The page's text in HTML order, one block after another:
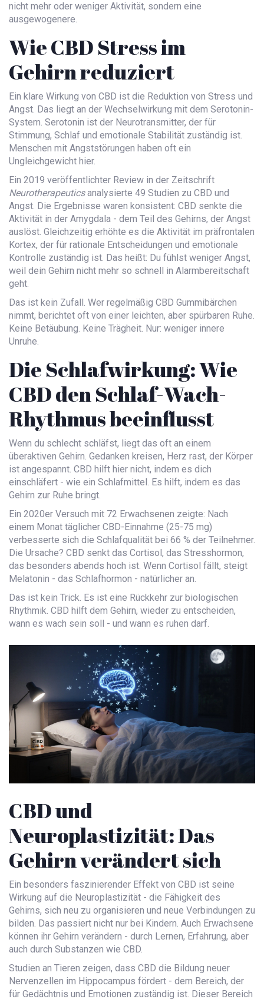
nicht mehr oder weniger Aktivität, sondern eine
ausgewogenere.
Wie CBD Stress im
Gehirn reduziert
Ein klare Wirkung von CBD ist die Reduktion von Stress und
Angst. Das liegt an der Wechselwirkung mit dem Serotonin-
System. Serotonin ist der Neurotransmitter, der für
Stimmung, Schlaf und emotionale Stabilität zuständig ist.
Menschen mit Angststörungen haben oft ein
Ungleichgewicht hier.
Ein 2019 veröffentlichter Review in der Zeitschrift
Neurotherapeuticsanalysierte 49 Studien zu CBD und
Angst. Die Ergebnisse waren konsistent: CBD senkte die
Aktivität in der Amygdala - dem Teil des Gehirns, der Angst
auslöst. Gleichzeitig erhöhte es die Aktivität im präfrontalen
Kortex, der für rationale Entscheidungen und emotionale
Kontrolle zuständig ist. Das heißt: Du fühlst weniger Angst,
weil dein Gehirn nicht mehr so schnell in Alarmbereitschaft
geht.
Das ist kein Zufall. Wer regelmäßig CBD Gummibärchen
nimmt, berichtet oft von einer leichten, aber spürbaren Ruhe.
Keine Betäubung. Keine Trägheit. Nur: weniger innere
Unruhe.
Die Schlafwirkung: Wie
CBD den Schlaf-Wach-
Rhythmus beeinflusst
Wenn du schlecht schläfst, liegt das oft an einem
überaktiven Gehirn. Gedanken kreisen, Herz rast, der Körper
ist angespannt. CBD hilft hier nicht, indem es dich
einschläfert - wie ein Schlafmittel. Es hilft, indem es das
Gehirn zur Ruhe bringt.
Ein 2020er Versuch mit 72 Erwachsenen zeigte: Nach
einem Monat täglicher CBD-Einnahme (25-75 mg)
verbesserte sich die Schlafqualität bei 66 % der Teilnehmer.
Die Ursache? CBD senkt das Cortisol, das Stresshormon,
das besonders abends hoch ist. Wenn Cortisol fällt, steigt
Melatonin - das Schlafhormon - natürlicher an.
Das ist kein Trick. Es ist eine Rückkehr zur biologischen
Rhythmik. CBD hilft dem Gehirn, wieder zu entscheiden,
wann es wach sein soll - und wann es ruhen darf.
CBD und
Neuroplastizität: Das
Gehirn verändert sich
Ein besonders faszinierender Effekt von CBD ist seine
Wirkung auf die Neuroplastizität - die Fähigkeit des
Gehirns, sich neu zu organisieren und neue Verbindungen zu
bilden. Das passiert nicht nur bei Kindern. Auch Erwachsene
können ihr Gehirn verändern - durch Lernen, Erfahrung, aber
auch durch Substanzen wie CBD.
Studien an Tieren zeigen, dass CBD die Bildung neuer
Nervenzellen im Hippocampus fördert - dem Bereich, der
für Gedächtnis und Emotionen zuständig ist. Dieser Bereich